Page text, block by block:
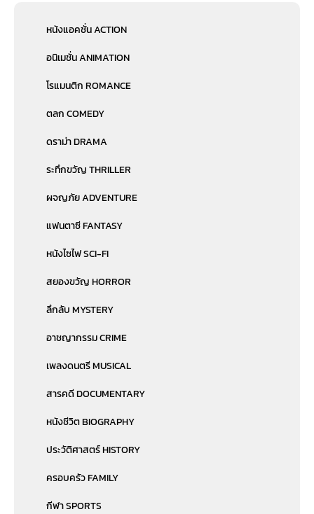
หนังแอคชั่น ACTION
อนิเมชั่น ANIMATION
โรแมนติก ROMANCE
ตลก COMEDY
ดราม่า DRAMA
ระทึกขวัญ THRILLER
ผจญภัย ADVENTURE
แฟนตาซี FANTASY
หนังไซไฟ SCI-FI
สยองขวัญ HORROR
ลึกลับ MYSTERY
อาชญากรรม CRIME
เพลงดนตรี MUSICAL
สารคดี DOCUMENTARY
หนังชีวิต BIOGRAPHY
ประวัติศาสตร์ HISTORY
ครอบครัว FAMILY
กีฬา SPORTS